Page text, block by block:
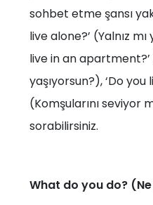
sohbet etme şansı
live alone?’ (Yalnız
live in an
yaşıyorsun?), ‘Do
(Komşularını seviyor
sorabilirsiniz.
What do you do?